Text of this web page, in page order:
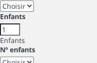
Enfants
Enfants
Nº enfants